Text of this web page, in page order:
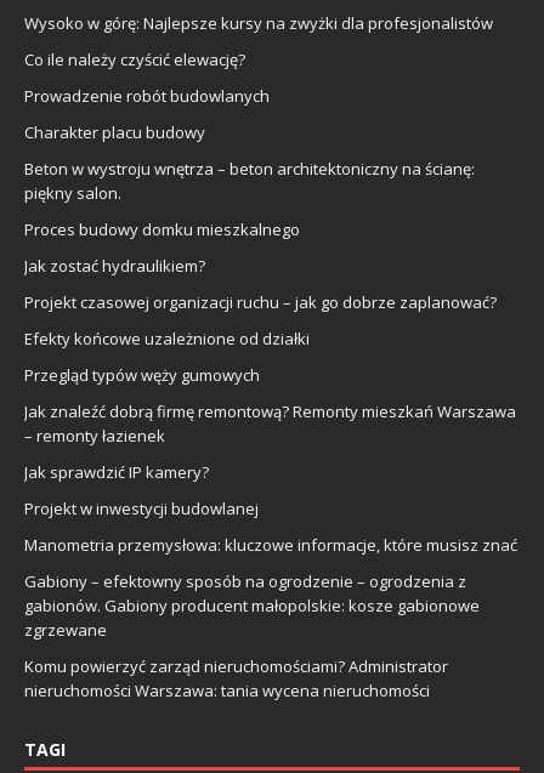
Wysoko w górę: Najlepsze kursy na zwyżki dla profesjonalistów
Co ile należy czyścić elewację?
Prowadzenie robót budowlanych
Charakter placu budowy
Beton w wystroju wnętrza – beton architektoniczny na ścianę:
piękny salon.
Proces budowy domku mieszkalnego
Jak zostać hydraulikiem?
Projekt czasowej organizacji ruchu – jak go dobrze zaplanować?
Efekty końcowe uzależnione od działki
Przegląd typów węży gumowych
Jak znaleźć dobrą firmę remontową? Remonty mieszkań Warszawa
– remonty łazienek
Jak sprawdzić IP kamery?
Projekt w inwestycji budowlanej
Manometria przemysłowa: kluczowe informacje, które musisz znać
Gabiony – efektowny sposób na ogrodzenie – ogrodzenia z
gabionów. Gabiony producent małopolskie: kosze gabionowe
zgrzewane
Komu powierzyć zarząd nieruchomościami? Administrator
nieruchomości Warszawa: tania wycena nieruchomości
TAGI